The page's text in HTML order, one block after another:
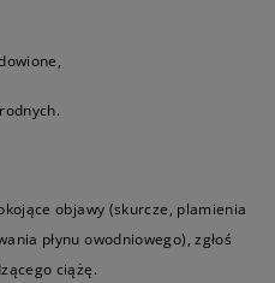
objawy (skurcze, plamienia
płynu owodniowego), zgłoś
ciążę.